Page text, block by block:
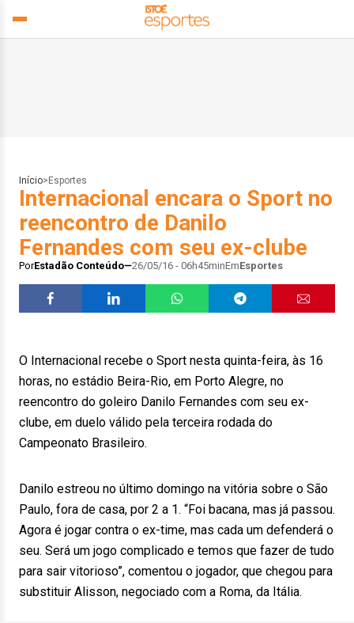
Início> Esportes
Internacional encara o Sport no
reencontro de Danilo
Fernandes com seu ex-clube
PorEstadão Conteúdo 26/05/16 - 06h45minEmEsportes
O Internacional recebe o Sport nesta quinta-feira, às 16
horas, no estádio Beira-Rio, em Porto Alegre, no
reencontro do goleiro Danilo Fernandes com seu ex-
clube, em duelo válido pela terceira rodada do
Campeonato Brasileiro.
Danilo estreou no último domingo na vitória sobre o São
Paulo, fora de casa, por 2 a 1. “Foi bacana, mas já passou.
Agora é jogar contra o ex-time, mas cada um defenderá o
seu. Será um jogo complicado e temos que fazer de tudo
para sair vitorioso”, comentou o jogador, que chegou para
substituir Alisson, negociado com a Roma, da Itália.